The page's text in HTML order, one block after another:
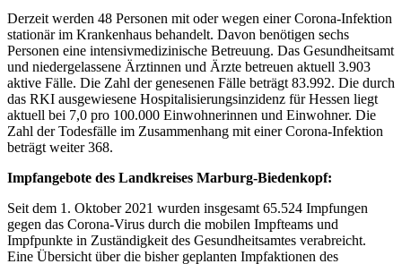
Derzeit werden 48 Personen mit oder wegen einer Corona-Infektion
stationär im Krankenhaus behandelt. Davon benötigen sechs
Personen eine intensivmedizinische Betreuung. Das Gesundheitsamt
und niedergelassene Ärztinnen und Ärzte betreuen aktuell 3.903
aktive Fälle. Die Zahl der genesenen Fälle beträgt 83.992. Die durch
das RKI ausgewiesene Hospitalisierungsinzidenz für Hessen liegt
aktuell bei 7,0 pro 100.000 Einwohnerinnen und Einwohner. Die
Zahl der Todesfälle im Zusammenhang mit einer Corona-Infektion
beträgt weiter 368.
Impfangebote des Landkreises Marburg-Biedenkopf:
Seit dem 1. Oktober 2021 wurden insgesamt 65.524 Impfungen
gegen das Corona-Virus durch die mobilen Impfteams und
Impfpunkte in Zuständigkeit des Gesundheitsamtes verabreicht.
Eine Übersicht über die bisher geplanten Impfaktionen des